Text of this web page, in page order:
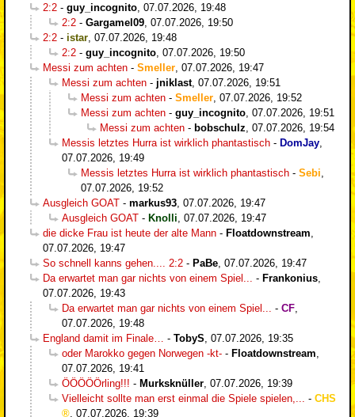
2:2 - guy_incognito, 07.07.2026, 19:48
2:2 - Gargamel09, 07.07.2026, 19:50
2:2 - istar, 07.07.2026, 19:48
2:2 - guy_incognito, 07.07.2026, 19:50
Messi zum achten - Smeller, 07.07.2026, 19:47
Messi zum achten - jniklast, 07.07.2026, 19:51
Messi zum achten - Smeller, 07.07.2026, 19:52
Messi zum achten - guy_incognito, 07.07.2026, 19:51
Messi zum achten - bobschulz, 07.07.2026, 19:54
Messis letztes Hurra ist wirklich phantastisch - DomJay,
07.07.2026, 19:49
Messis letztes Hurra ist wirklich phantastisch - Sebi,
07.07.2026, 19:52
Ausgleich GOAT - markus93, 07.07.2026, 19:47
Ausgleich GOAT - Knolli, 07.07.2026, 19:47
die dicke Frau ist heute der alte Mann - Floatdownstream,
07.07.2026, 19:47
So schnell kanns gehen.... 2:2 - PaBe, 07.07.2026, 19:47
Da erwartet man gar nichts von einem Spiel... - Frankonius,
07.07.2026, 19:43
Da erwartet man gar nichts von einem Spiel... - CF,
07.07.2026, 19:48
England damit im Finale… - TobyS, 07.07.2026, 19:35
oder Marokko gegen Norwegen -kt- - Floatdownstream,
07.07.2026, 19:41
ÖÖÖÖÖrling!!! - Murksknüller, 07.07.2026, 19:39
Vielleicht sollte man erst einmal die Spiele spielen,... - CHS
, 07.07.2026, 19:39